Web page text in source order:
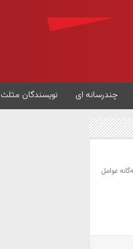
چندرسانه ای نویسندگان مثلث
عوامل